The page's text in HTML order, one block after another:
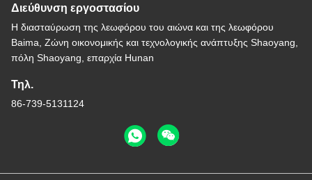
Διεύθυνση εργοστασίου
Η διασταύρωση της λεωφόρου του αιώνα και της λεωφόρου
Baima, Ζώνη οικονομικής και τεχνολογικής ανάπτυξης Shaoyang,
πόλη Shaoyang, επαρχία Hunan
Τηλ.
86-739-5131124